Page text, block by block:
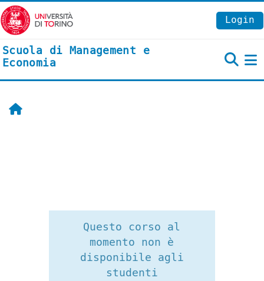
Vai al contenuto principale
Login
Scuola di Management e
Economia
Home
Questo corso al
momento non è
disponibile agli
studenti